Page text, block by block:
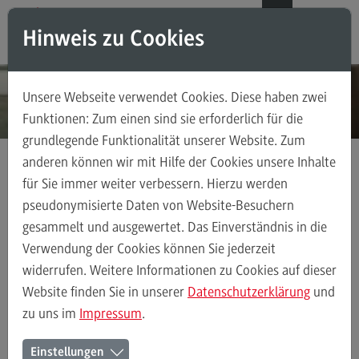
Direkt zum Inhalt
Direkt zum Hauptmenu
Direkt zum Footer
Modul-O-Mat
Masterstudiengänge
Accounting, Controlling, Taxation
Accounting, Controlling, Taxation
Modulangebot
Berufsperspektiven
Kontakt
Advanced Practice in Healthcare
Advanced Practice in Healthcare
Rahmenbedingungen
Kontakt Ansprechpersonen Bereich Gesundheit
Ansprechpersonen Alle Kontakte (alphabetisch)
Ansprechpersonen des Bereichs
Hinweis zu Cookies
Unsere Webseite verwendet Cookies. Diese haben zwei
Funktionen: Zum einen sind sie erforderlich für die
grundlegende Funktionalität unserer Website. Zum
anderen können wir mit Hilfe der Cookies unsere Inhalte
für Sie immer weiter verbessern. Hierzu werden
pseudonymisierte Daten von Website-Besuchern
gesammelt und ausgewertet. Das Einverständnis in die
Verwendung der Cookies können Sie jederzeit
widerrufen. Weitere Informationen zu Cookies auf dieser
Website finden Sie in unserer Datenschutzerklärung und
zu uns im Impressum.
Einstellungen